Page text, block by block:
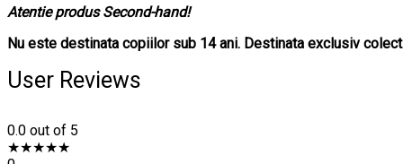
Atentie produs Second-hand!
Nu este destinata copiilor sub 14 ani. Destinata exclusiv
User Reviews
0.0 out of 5
★★★★★